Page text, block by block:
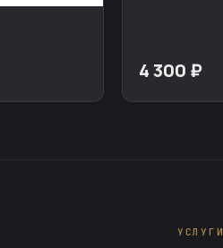
4 300 ₽
УСЛУГИ